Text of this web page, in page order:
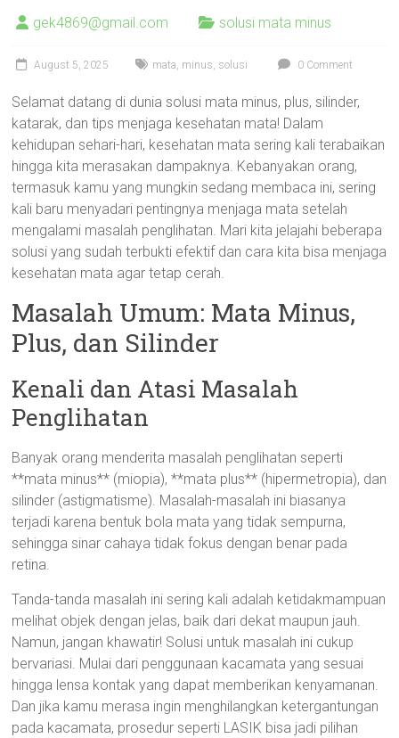
gek4869@gmail.com solusi mata minus
August 5, 2025 mata, minus, solusi 0 Comment
Selamat datang di dunia solusi mata minus, plus, silinder,
katarak, dan tips menjaga kesehatan mata! Dalam
kehidupan sehari-hari, kesehatan mata sering kali terabaikan
hingga kita merasakan dampaknya. Kebanyakan orang,
termasuk kamu yang mungkin sedang membaca ini, sering
kali baru menyadari pentingnya menjaga mata setelah
mengalami masalah penglihatan. Mari kita jelajahi beberapa
solusi yang sudah terbukti efektif dan cara kita bisa menjaga
kesehatan mata agar tetap cerah.
Masalah Umum: Mata Minus,
Plus, dan Silinder
Kenali dan Atasi Masalah
Penglihatan
Banyak orang menderita masalah penglihatan seperti
**mata minus** (miopia), **mata plus** (hipermetropia), dan
silinder (astigmatisme). Masalah-masalah ini biasanya
terjadi karena bentuk bola mata yang tidak sempurna,
sehingga sinar cahaya tidak fokus dengan benar pada
retina.
Tanda-tanda masalah ini sering kali adalah ketidakmampuan
melihat objek dengan jelas, baik dari dekat maupun jauh.
Namun, jangan khawatir! Solusi untuk masalah ini cukup
bervariasi. Mulai dari penggunaan kacamata yang sesuai
hingga lensa kontak yang dapat memberikan kenyamanan.
Dan jika kamu merasa ingin menghilangkan ketergantungan
pada kacamata, prosedur seperti LASIK bisa jadi pilihan